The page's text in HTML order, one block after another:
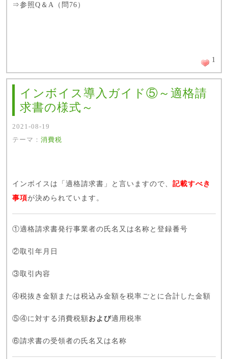
⇒参照Q＆A（問76）
1
インボイス導入ガイド⑤～適格請
求書の様式～
2021-08-19
テーマ： 消費税
インボイスは「適格請求書」と言いますので、 記載すべき
事項が決められています。
①適格請求書発行事業者の氏名又は名称と登録番号
②取引年月日
③取引内容
④税抜き金額または税込み金額を税率ごとに合計した金額
⑤④に対する消費税額および適用税率
⑥請求書の受領者の氏名又は名称